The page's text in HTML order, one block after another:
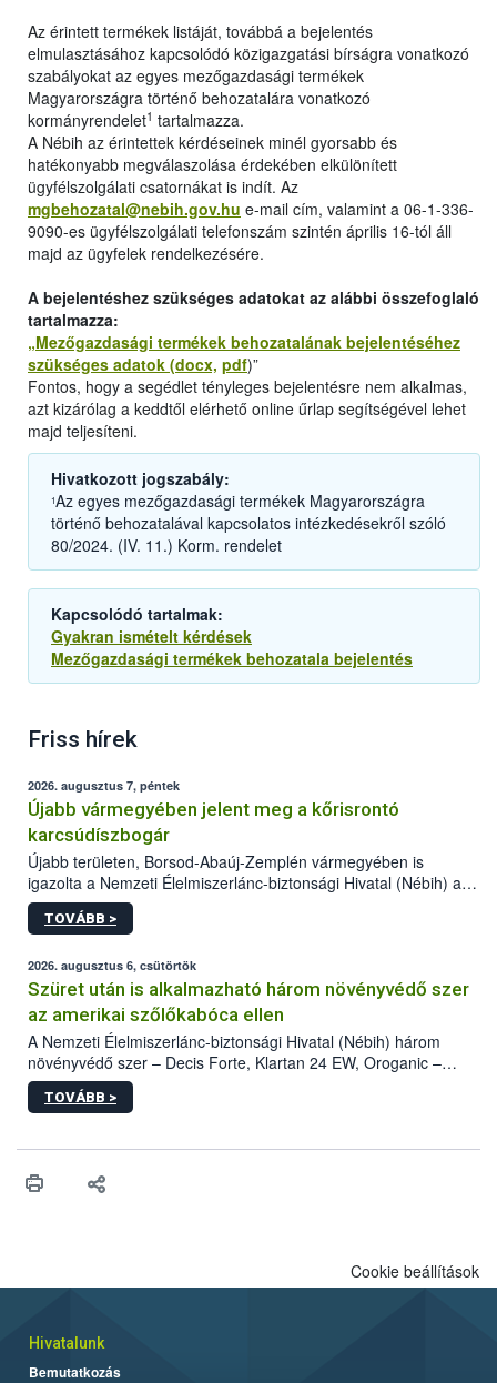
Az érintett termékek listáját, továbbá a bejelentés
elmulasztásához kapcsolódó közigazgatási bírságra vonatkozó
szabályokat az egyes mezőgazdasági termékek
Magyarországra történő behozatalára vonatkozó
kormányrendelet1 tartalmazza.
A Nébih az érintettek kérdéseinek minél gyorsabb és
hatékonyabb megválaszolása érdekében elkülönített
ügyfélszolgálati csatornákat is indít. Az
mgbehozatal@nebih.gov.hu e-mail cím, valamint a 06-1-336-
9090-es ügyfélszolgálati telefonszám szintén április 16-tól áll
majd az ügyfelek rendelkezésére.
A bejelentéshez szükséges adatokat az alábbi összefoglaló
tartalmazza:
„Mezőgazdasági termékek behozatalának bejelentéséhez
szükséges adatok (docx, pdf)”
Fontos, hogy a segédlet tényleges bejelentésre nem alkalmas,
azt kizárólag a keddtől elérhető online űrlap segítségével lehet
majd teljesíteni.
Hivatkozott jogszabály:
1Az egyes mezőgazdasági termékek Magyarországra
történő behozatalával kapcsolatos intézkedésekről szóló
80/2024. (IV. 11.) Korm. rendelet
Kapcsolódó tartalmak:
Gyakran ismételt kérdések
Mezőgazdasági termékek behozatala bejelentés
Friss hírek
2026. augusztus 7, péntek
Újabb vármegyében jelent meg a kőrisrontó
karcsúdíszbogár
Újabb területen, Borsod-Abaúj-Zemplén vármegyében is
igazolta a Nemzeti Élelmiszerlánc-biztonsági Hivatal (Nébih) a
kőrisrontó karcsúdíszbogár (Agrilus planipennis) jelenlétét. A
kártevőt nem csak színcsapdában találták meg, de már fertőzött
az intenzív felderítést, emellett az intézkedéseket a szlovák
hatósággal is összehangolják a terjedés megállítása érdekében.
TOVÁBB >
2026. augusztus 6, csütörtök
Szüret után is alkalmazható három növényvédő szer
az amerikai szőlőkabóca ellen
A Nemzeti Élelmiszerlánc-biztonsági Hivatal (Nébih) három
növényvédő szer – Decis Forte, Klartan 24 EW, Oroganic –
engedélyokiratát módosította, így azok a szüretet követően,
egészen a vesszőérettség (BBCH 91) stádiumáig
érésű szőlőkben is legyen lehetőség a károsító elleni további
felhasználók számára is elérhető és ökológiai termesztésben is
TOVÁBB >
Cookie beállítások
Hivatalunk
Bemutatkozás